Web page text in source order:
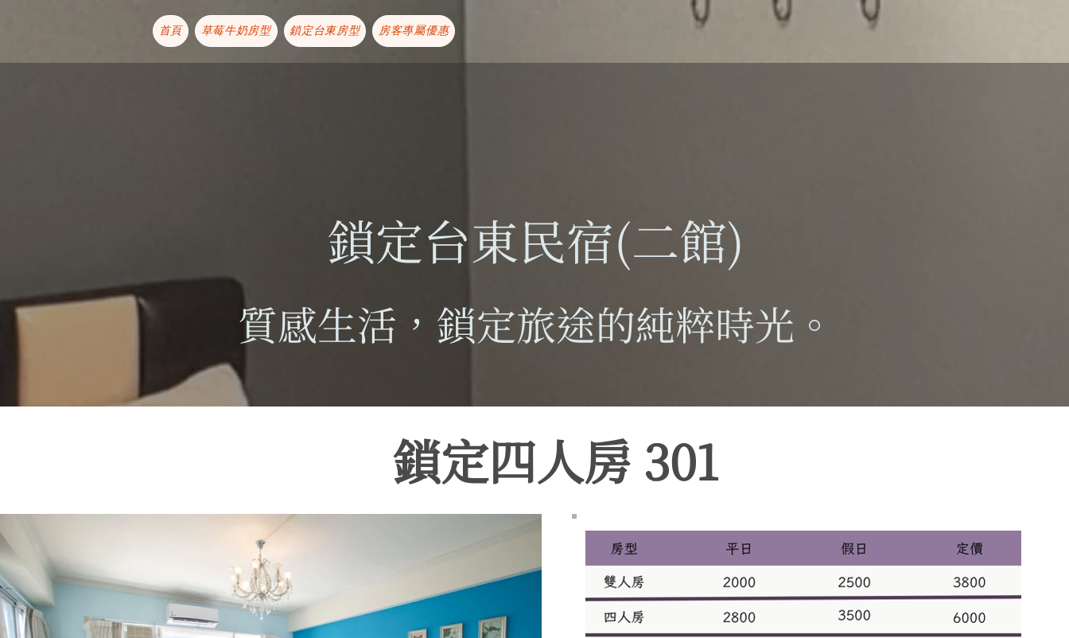
首頁 草莓牛奶房型 鎖定台東房型 房客專屬優惠
鎖定台東民宿(二館)
質感生活，鎖定旅途的純粹時光。
鎖定四人房 301